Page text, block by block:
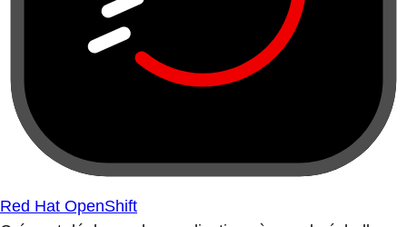
Red Hat OpenShift